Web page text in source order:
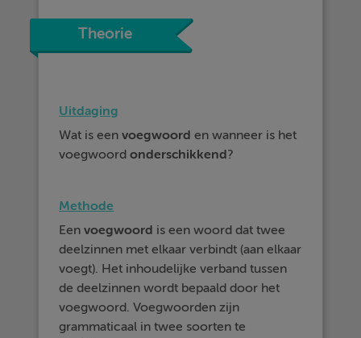
Theorie
Uitdaging
Wat is eenvoegwoord en wanneer is het
voegwoordonderschikkend?
Methode
Eenvoegwoord is een woord dat twee
deelzinnen met elkaar verbindt (aan elkaar
voegt). Het inhoudelijke verband tussen
de deelzinnen wordt bepaald door het
voegwoord. Voegwoorden zijn
grammaticaal in twee soorten te